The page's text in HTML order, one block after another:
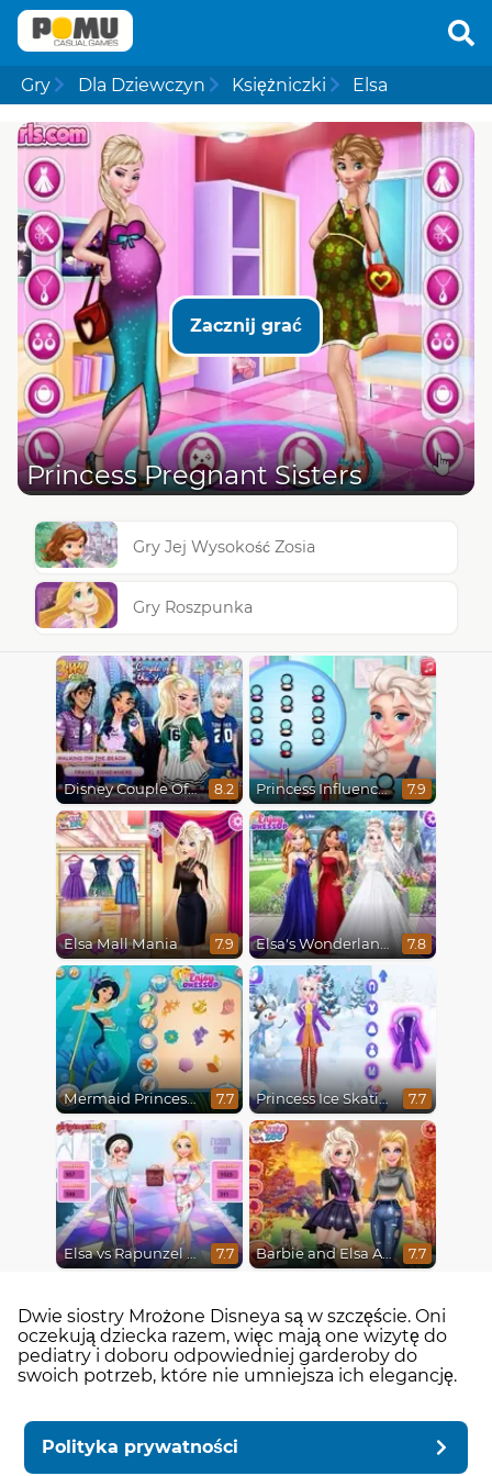
Gry Dla Dziewczyn Księżniczki Elsa
Zacznij grać
Princess Pregnant Sisters
Gry Jej Wysokość Zosia
Gry Roszpunka
Disney Couple Of The Year 8.2 Princess Influencer Winter Wonderland 7.9
Elsa Mall Mania 7.9 Elsa's Wonderland Wedding 7.8
Mermaid Princesses 7.7 Princess Ice Skating Adventure 7.7
Elsa vs Rapunzel Fashion Game 7.7 Barbie and Elsa Autumn Patterns 7.7
Dwie siostry Mrożone Disneya są w szczęście. Oni
oczekują dziecka razem, więc mają one wizytę do
pediatry i doboru odpowiedniej garderoby do
swoich potrzeb, które nie umniejsza ich elegancję.
Polityka prywatności